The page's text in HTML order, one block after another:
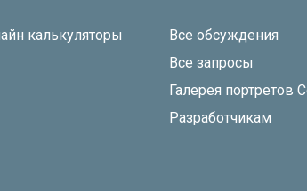
калькуляторы
Все обсуждения
Все запросы
Галерея портретов
Разработчикам